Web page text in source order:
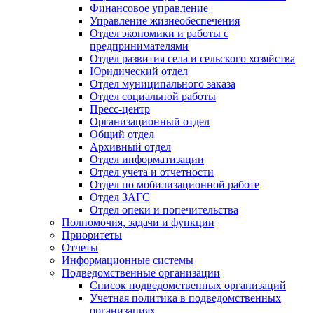
Финансовое управление
Управление жизнеобеспечения
Отдел экономики и работы с
предпринимателями
Отдел развития села и сельского хозяйства
Юридический отдел
Отдел муниципального заказа
Отдел социальной работы
Пресс-центр
Организационный отдел
Общий отдел
Архивный отдел
Отдел информатизации
Отдел учета и отчетности
Отдел по мобилизационной работе
Отдел ЗАГС
Отдел опеки и попечительства
Полномочия, задачи и функции
Приоритеты
Отчеты
Информационные системы
Подведомственные организации
Список подведомственных организаций
Учетная политика в подведомственных